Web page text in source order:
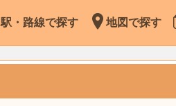
駅・路線で探す 地図で探す